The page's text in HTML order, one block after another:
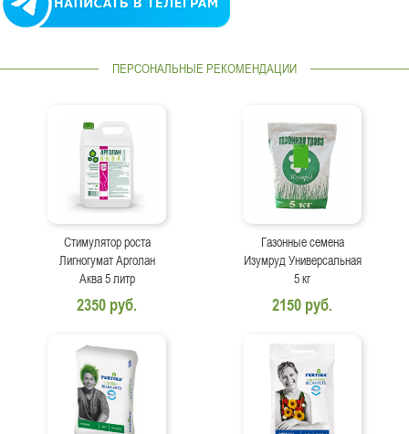
ПЕРСОНАЛЬНЫЕ РЕКОМЕНДАЦИИ
Стимулятор роста
Лигногумат Арголан
Аква 5 литр
2350 руб.
Газонные семена
Изумруд Универсальная
5 кг
2150 руб.